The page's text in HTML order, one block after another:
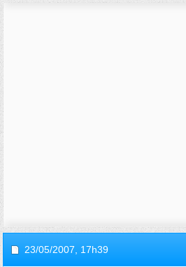
23/05/2007, 17h39